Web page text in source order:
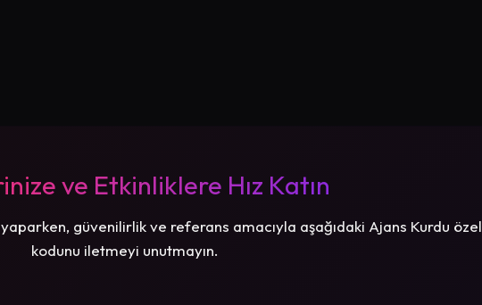
ve Etkinliklere Hız Katın
güvenilirlik ve referans amacıyla aşağıdaki Ajans Kurdu özel
kodunu iletmeyi unutmayın.